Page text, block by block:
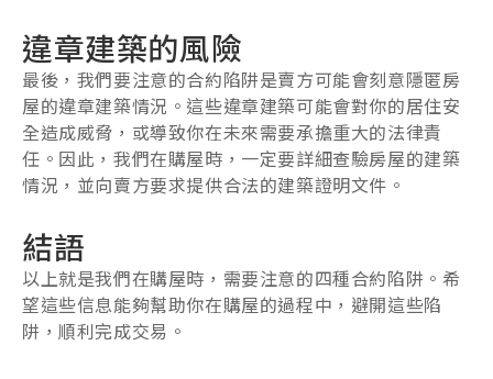
違章建築的風險
最後，我們要注意的合約陷阱是賣方可能會刻意隱匿房
屋的違章建築情況。這些違章建築可能會對你的居住安
全造成威脅，或導致你在未來需要承擔重大的法律責
任。因此，我們在購屋時，一定要詳細查驗房屋的建築
情況，並向賣方要求提供合法的建築證明文件。
結語
以上就是我們在購屋時，需要注意的四種合約陷阱。希
望這些信息能夠幫助你在購屋的過程中，避開這些陷
阱，順利完成交易。